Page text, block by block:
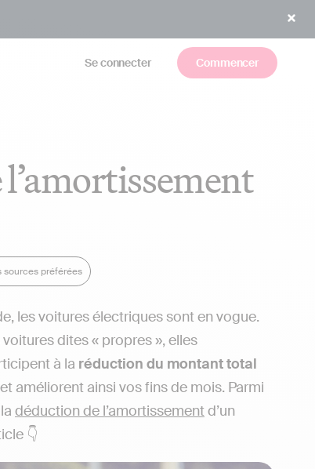
Se connecter Commencer
sources préférées
les voitures électriques sont en vogue.
dites « propres », elles
à la réduction du montant total
améliorent ainsi vos fins de mois. Parmi
déduction de l’amortissement d’un
👇